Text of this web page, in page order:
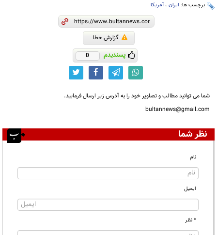
برچسب ها: ایران ،آمریکا
گزارش خطا
پسندیدم 0
شما می توانید مطالب و تصاویر خود را به آدرس زیر ارسال فرمایید.
bultannews@gmail.com
نظر شما
نام
ایمیل
* نظر